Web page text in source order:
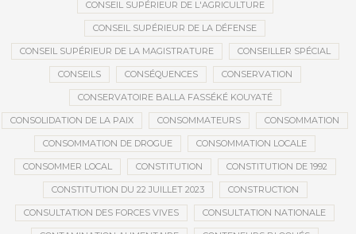
CONSEIL SUPÉRIEUR DE L'AGRICULTURE
CONSEIL SUPÉRIEUR DE LA DÉFENSE
CONSEIL SUPÉRIEUR DE LA MAGISTRATURE CONSEILLER SPÉCIAL
CONSEILS CONSÉQUENCES CONSERVATION
CONSERVATOIRE BALLA FASSÉKÉ KOUYATÉ
CONSOLIDATION DE LA PAIX CONSOMMATEURS CONSOMMATION
CONSOMMATION DE DROGUE CONSOMMATION LOCALE
CONSOMMER LOCAL CONSTITUTION CONSTITUTION DE 1992
CONSTITUTION DU 22 JUILLET 2023 CONSTRUCTION
CONSULTATION DES FORCES VIVES CONSULTATION NATIONALE